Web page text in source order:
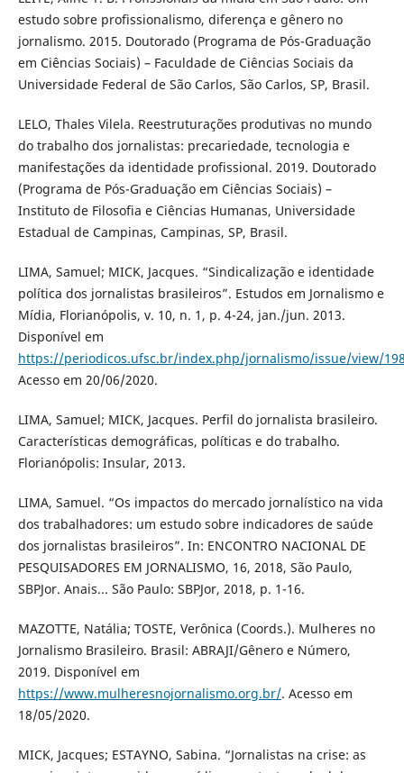
estudo sobre profissionalismo, diferença e gênero no
jornalismo. 2015. Doutorado (Programa de Pós-Graduação
em Ciências Sociais) – Faculdade de Ciências Sociais da
Universidade Federal de São Carlos, São Carlos, SP, Brasil.
LELO, Thales Vilela. Reestruturações produtivas no mundo
do trabalho dos jornalistas: precariedade, tecnologia e
manifestações da identidade profissional. 2019. Doutorado
(Programa de Pós-Graduação em Ciências Sociais) –
Instituto de Filosofia e Ciências Humanas, Universidade
Estadual de Campinas, Campinas, SP, Brasil.
LIMA, Samuel; MICK, Jacques. “Sindicalização e identidade
política dos jornalistas brasileiros”. Estudos em Jornalismo e
Mídia, Florianópolis, v. 10, n. 1, p. 4-24, jan./jun. 2013.
Disponível em
https://periodicos.ufsc.br/index.php/jornalismo/issue/view/
Acesso em 20/06/2020.
LIMA, Samuel; MICK, Jacques. Perfil do jornalista brasileiro.
Características demográficas, políticas e do trabalho.
Florianópolis: Insular, 2013.
LIMA, Samuel. “Os impactos do mercado jornalístico na vida
dos trabalhadores: um estudo sobre indicadores de saúde
dos jornalistas brasileiros”. In: ENCONTRO NACIONAL DE
PESQUISADORES EM JORNALISMO, 16, 2018, São Paulo,
SBPJor. Anais... São Paulo: SBPJor, 2018, p. 1-16.
MAZOTTE, Natália; TOSTE, Verônica (Coords.). Mulheres no
Jornalismo Brasileiro. Brasil: ABRAJI/Gênero e Número,
2019. Disponível em
https://www.mulheresnojornalismo.org.br/. Acesso em
18/05/2020.
MICK, Jacques; ESTAYNO, Sabina. “Jornalistas na crise: as